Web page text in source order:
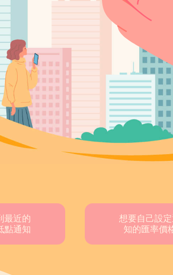
最近的
點通知
想要自己設定
知的匯率價